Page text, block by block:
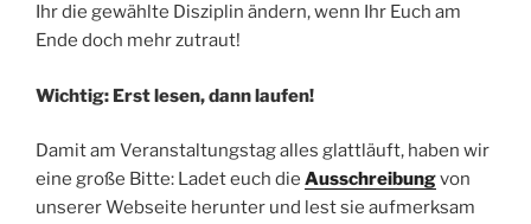
Ihr die gewählte Disziplin ändern, wenn Ihr Euch am
Ende doch mehr zutraut!
Wichtig: Erst lesen, dann laufen!
Damit am Veranstaltungstag alles glattläuft, haben wir
eine große Bitte: Ladet euch die Ausschreibungvon
unserer Webseite herunter und lest sie aufmerksam